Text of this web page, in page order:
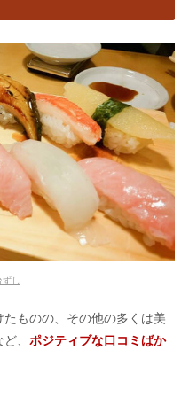
し
ものの、その他の多くは美
、 ポジティブな口コミばか